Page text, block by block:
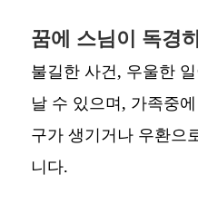
꿈에 스님이 독경
불길한 사건, 우울한
날 수 있으며, 가족중
구가 생기거나 우환으
니다.